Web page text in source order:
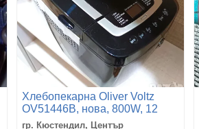
Хлебопекарна Oliver Voltz
OV51446B, нова, 800W, 12
програми, LCD дисплей,
гр. Кюстендил, Център